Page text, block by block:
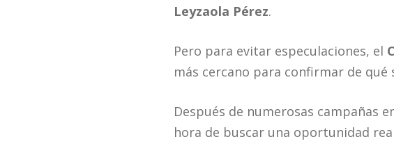
Leyzaola Pérez.
Pero para evitar especulaciones, el
más cercano para confirmar de
Después de numerosas campañas
hora de buscar una oportunidad